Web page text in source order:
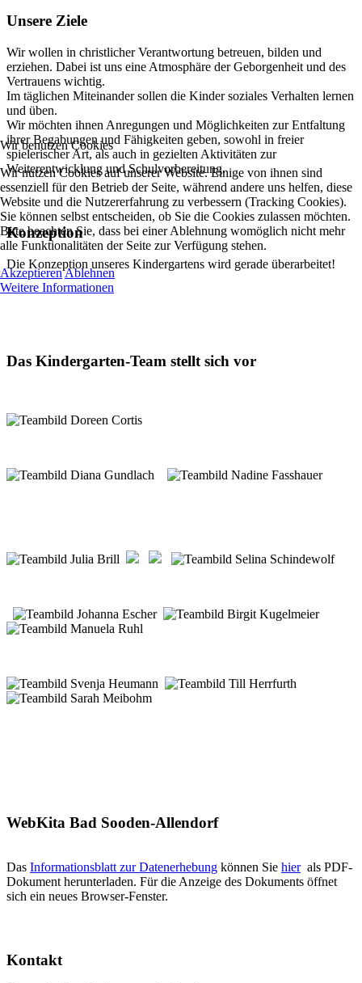
Unsere Ziele
Wir wollen in christlicher Verantwortung betreuen, bilden und
erziehen. Dabei ist uns eine Atmosphäre der Geborgenheit und des
Vertrauens wichtig.
Im täglichen Miteinander sollen die Kinder soziales Verhalten lernen
und üben.
Wir möchten ihnen Anregungen und Möglichkeiten zur Entfaltung
ihrer Begabungen und Fähigkeiten geben, sowohl in freier
spielerischer Art, als auch in gezielten Aktivitäten zur
Weiterentwicklung und Schulvorbereitung.
Konzeption
Die Konzeption unseres Kindergartens wird gerade überarbeitet!
Das Kindergarten-Team stellt sich vor
WebKita Bad Sooden-Allendorf
Das Informationsblatt zur Datenerhebung können Sie hierals PDF-
Dokument herunterladen. Für die Anzeige des Dokuments öffnet
sich ein neues Browser-Fenster.
Kontakt
Wir benutzen Cookies
Wir nutzen Cookies auf unserer Website. Einige von ihnen sind
essenziell für den Betrieb der Seite, während andere uns helfen, diese
Website und die Nutzererfahrung zu verbessern (Tracking Cookies).
Sie können selbst entscheiden, ob Sie die Cookies zulassen möchten.
Bitte beachten Sie, dass bei einer Ablehnung womöglich nicht mehr
alle Funktionalitäten der Seite zur Verfügung stehen.
AkzeptierenAblehnen
Weitere Informationen